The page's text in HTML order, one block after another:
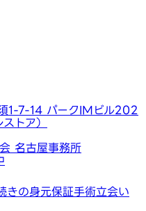
1-7-14 パークIMビル202
トア）
名古屋事務所
きの身元保証手術立会い